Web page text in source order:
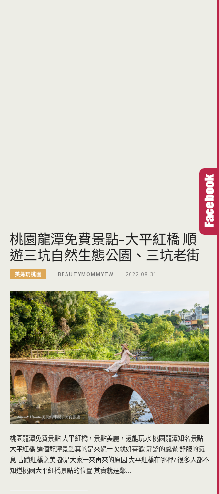
桃園龍潭免費景點-大平紅橋 順
遊三坑自然生態公園、三坑老街
美媽玩桃園 BEAUTYMOMMYTW 2022-08-31
桃園龍潭免費景點 大平紅橋，景點美麗，還能玩水 桃園龍潭知名景點
大平紅橋 這個龍潭景點真的是來過一次就好喜歡 靜謐的感覺 舒服的氣
息 古蹟紅橋之美 都是大家一來再來的原因 大平紅橋在哪裡? 很多人都不
知道桃園大平紅橋景點的位置 其實就是鄰…